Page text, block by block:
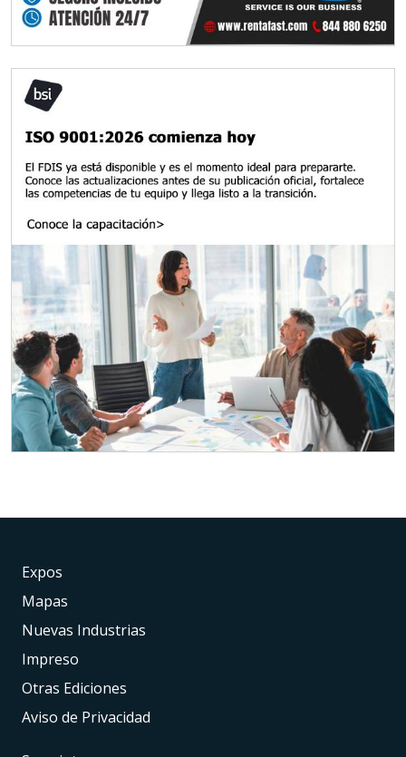
Expos
Mapas
Nuevas Industrias
Impreso
Otras Ediciones
Aviso de Privacidad